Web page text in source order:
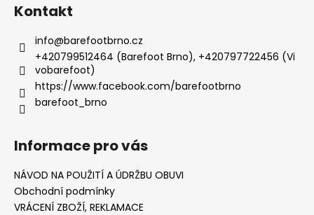
Kontakt
info@barefootbrno.cz
+420799512464 (Barefoot Brno), +420797722456 (Vi
vobarefoot)
https://www.facebook.com/barefootbrno
barefoot_brno
Informace pro vás
NÁVOD NA POUŽITÍ A ÚDRŽBU OBUVI
Obchodní podmínky
VRÁCENÍ ZBOŽÍ, REKLAMACE